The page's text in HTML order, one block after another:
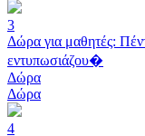
3
Δώρα για μαθητές:
εντυπωσιάζου�
Δώρα
Δώρα
4